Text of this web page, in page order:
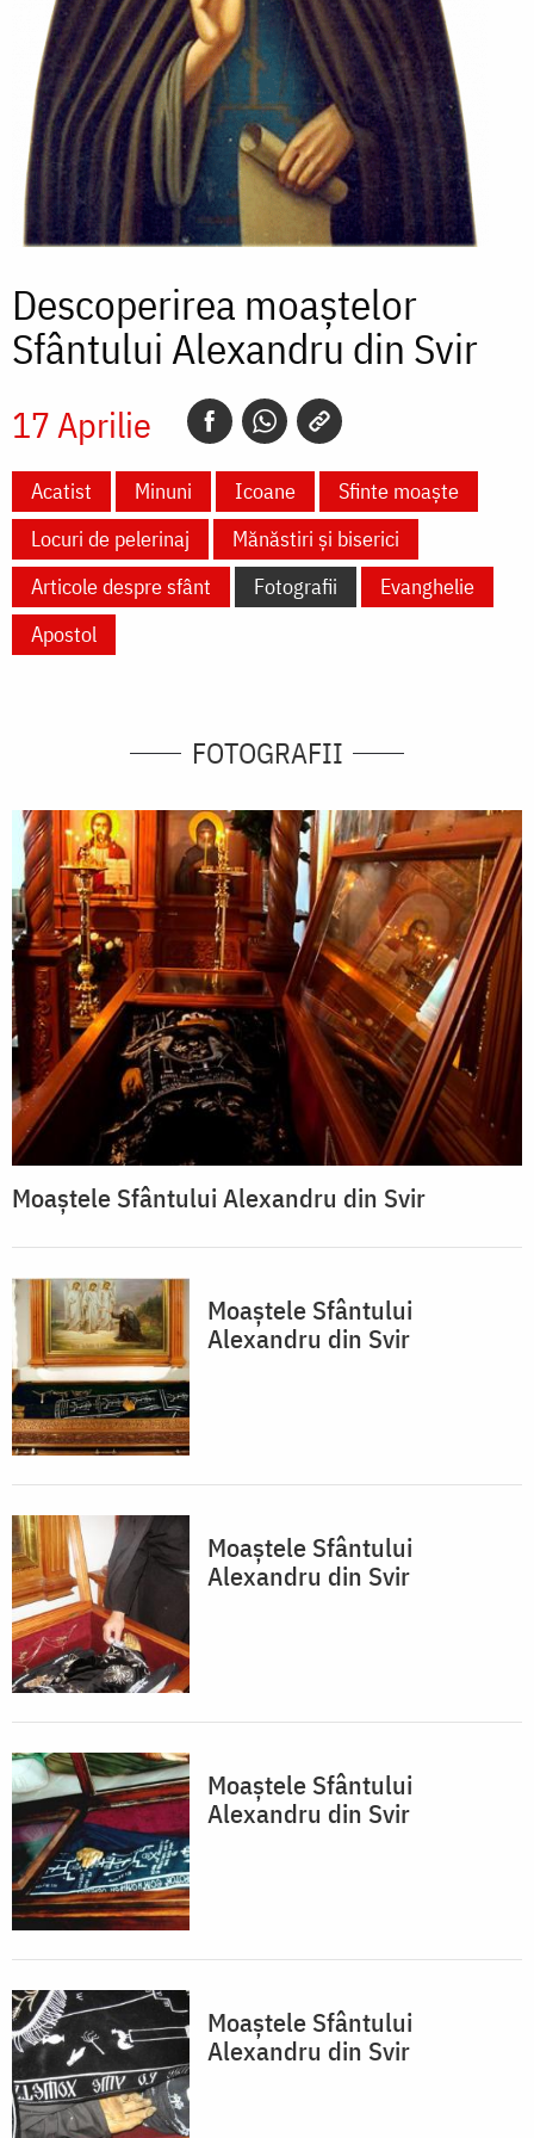
Descoperirea moaștelor
Sfântului Alexandru din Svir
17 Aprilie
Acatist Minuni Icoane
Sfinte moaște
Locuri de pelerinaj
Mănăstiri și biserici
Articole despre sfânt
Fotografii
Evanghelie
Apostol
FOTOGRAFII
Moaștele Sfântului Alexandru din Svir
Moaștele Sfântului
Alexandru din Svir
Moaștele Sfântului
Alexandru din Svir
Moaștele Sfântului
Alexandru din Svir
Moaștele Sfântului
Alexandru din Svir